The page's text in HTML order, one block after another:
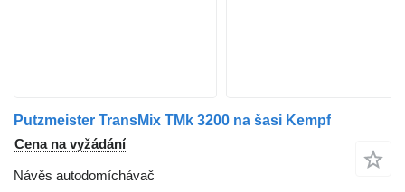
Putzmeister TransMix TMk 3200 na šasi Kempf
Cena na vyžádání
Návěs autodomíchávač